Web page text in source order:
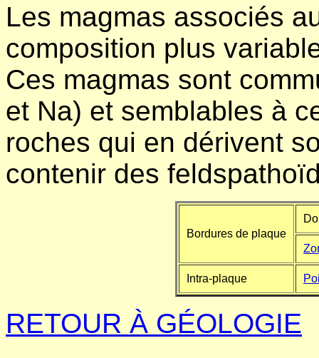
Les magmas associés
composition plus
Ces magmas sont
et Na) et semblables à
roches qui en dérivent
contenir des
Bordures de plaque
Intra-plaque
RETOUR À GÉOLOGIE